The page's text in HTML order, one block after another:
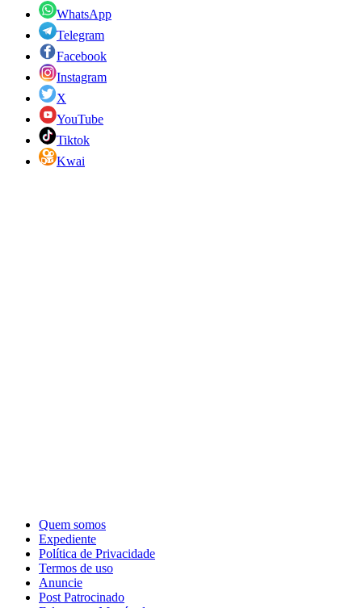
WhatsApp
Telegram
Facebook
Instagram
X
YouTube
Tiktok
Kwai
Quem somos
Expediente
Política de Privacidade
Termos de uso
Anuncie
Post Patrocinado